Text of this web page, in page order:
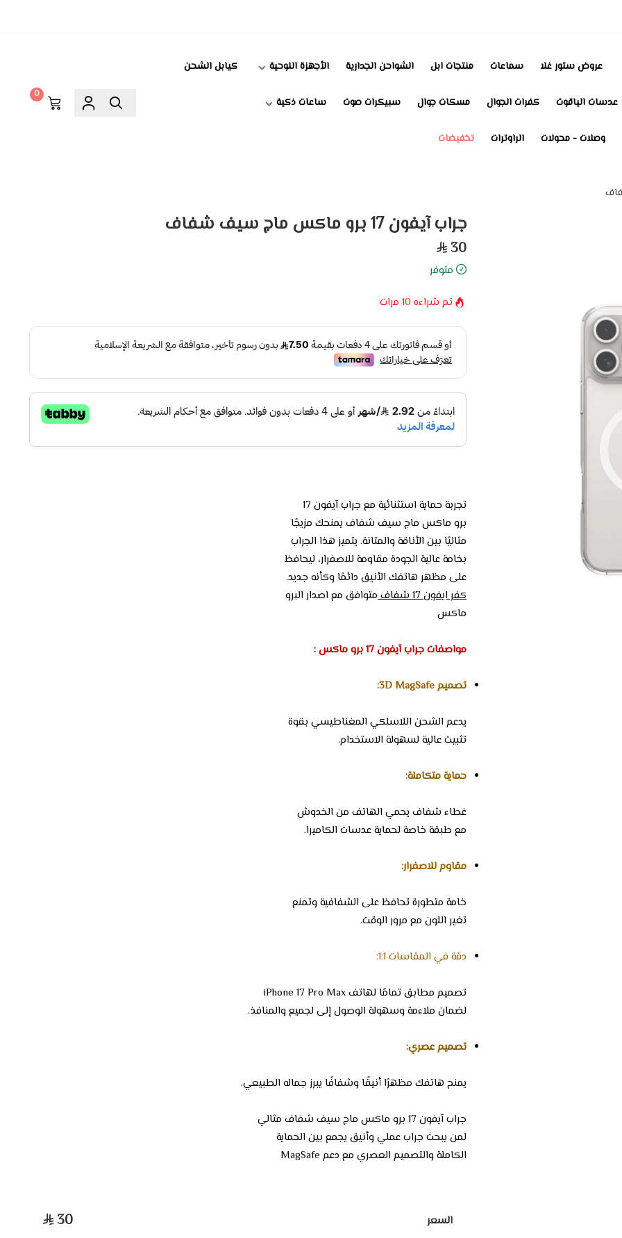
عروض ستور غلا سماعات منتجات ابل الشواحن الجدارية الأجهزة اللوحية كيابل الشحن
عدسات الياقوت كفرات الجوال مسكات جوال سبيكرات صوت ساعات ذكية
وصلات - محولات الراوترات تخفيضات
0
جراب آيفون 17 برو ماكس ماج سيف شفاف
30
متوفر
تم شراءه 10 مرات
تجربة حماية استثنائية مع جراب آيفون 17
برو ماكس ماج سيف شفاف يمنحك مزيجًا
مثاليًا بين الأناقة والمتانة. يتميز هذا الجراب
بخامة عالية الجودة مقاومة للاصفرار، ليحافظ
على مظهر هاتفك الأنيق دائمًا وكأنه جديد.
كفر ايفون 17 شفاف
متوافق مع اصدار البرو
ماكس
مواصفات جراب آيفون 17 برو ماكس :
تصميم 3D MagSafe:
يدعم الشحن اللاسلكي المغناطيسي بقوة
تثبيت عالية لسهولة الاستخدام.
حماية متكاملة:
غطاء شفاف يحمي الهاتف من الخدوش
مع طبقة خاصة لحماية عدسات الكاميرا.
مقاوم للاصفرار:
خامة متطورة تحافظ على الشفافية وتمنع
تغير اللون مع مرور الوقت.
دقة في المقاسات 1:1:
تصميم مطابق تمامًا لهاتف iPhone 17 Pro Max
لضمان ملاءمة وسهولة الوصول إلى لجميع والمنافذ.
تصميم عصري:
يمنح هاتفك مظهرًا أنيقًا وشفافًا يبرز جماله الطبيعي.
جراب آيفون 17 برو ماكس ماج سيف شفاف مثالي
لمن يبحث جراب عملي وأنيق يجمع بين الحماية
الكاملة والتصميم العصري مع دعم MagSafe
السعر 30